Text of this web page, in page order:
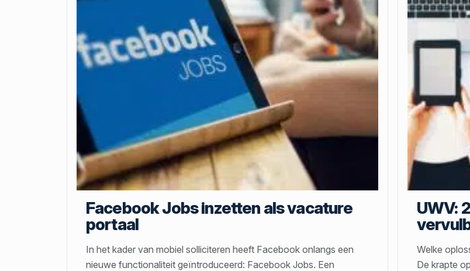
Facebook Jobs inzetten als vacature
portaal
In het kader van mobiel solliciteren heeft Facebook onlangs een
nieuwe functionaliteit geïntroduceerd: Facebook Jobs. Een
UWV:
Welke
De krapte